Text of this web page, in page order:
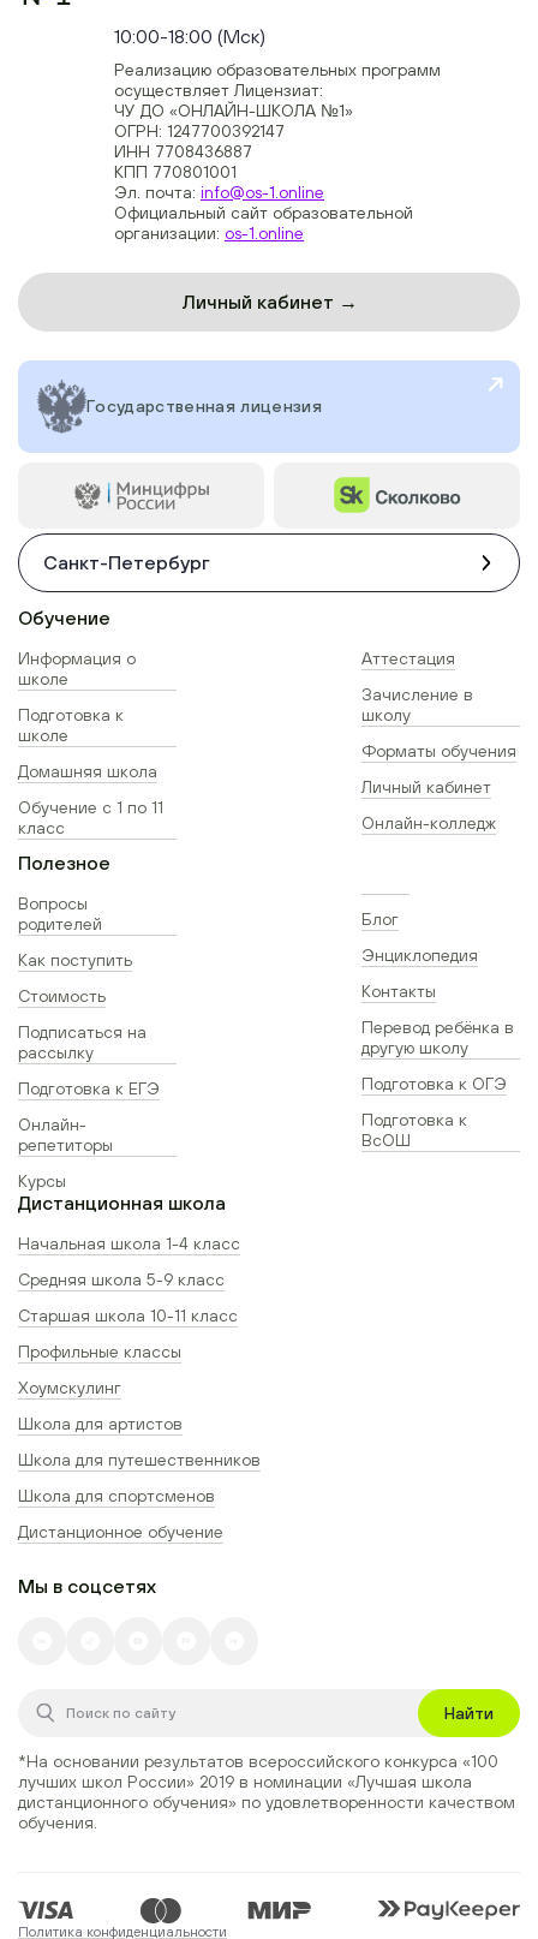
10:00-18:00 (Мск)
Реализацию образовательных программ
осуществляет Лицензиат:
ЧУ ДО «ОНЛАЙН-ШКОЛА №1»
ОГРН: 1247700392147
ИНН 7708436887
КПП 770801001
Эл. почта: info@os-1.online
Официальный сайт образовательной
организации: os-1.online
Личный кабинет →
Государственная лицензия
Санкт-Петербург
Обучение
Информация о
школе
Подготовка к
школе
Домашняя школа
Обучение с 1 по 11
класс
Аттестация
Зачисление в
школу
Форматы обучения
Личный кабинет
Онлайн-колледж
Полезное
Вопросы
родителей
Как поступить
Стоимость
Подписаться на
рассылку
Подготовка к ЕГЭ
Онлайн-
репетиторы
Курсы
Блог
Энциклопедия
Контакты
Перевод ребёнка в
другую школу
Подготовка к ОГЭ
Подготовка к
ВсОШ
Дистанционная школа
Начальная школа 1-4 класс
Средняя школа 5-9 класс
Старшая школа 10-11 класс
Профильные классы
Хоумскулинг
Школа для артистов
Школа для путешественников
Школа для спортсменов
Дистанционное обучение
Мы в соцсетях
Найти
*На основании результатов всероссийского конкурса «100
лучших школ России» 2019 в номинации «Лучшая школа
дистанционного обучения» по удовлетворенности качеством
обучения.
Политика конфиденциальности